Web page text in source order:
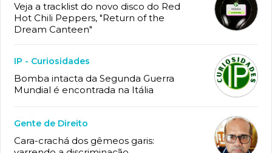
Veja a tracklist do novo disco do Red
Hot Chili Peppers, "Return of the
Dream Canteen"
IP - Curiosidades
Bomba intacta da Segunda Guerra
Mundial é encontrada na Itália
Gente de Direito
Cara-crachá dos gêmeos garis: